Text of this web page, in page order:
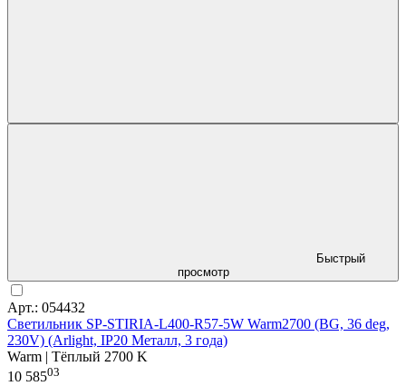
Быстрый
просмотр
Арт.: 054432
Светильник SP-STIRIA-L400-R57-5W Warm2700 (BG, 36 deg,
230V) (Arlight, IP20 Металл, 3 года)
Warm | Тёплый 2700 K
10 58503